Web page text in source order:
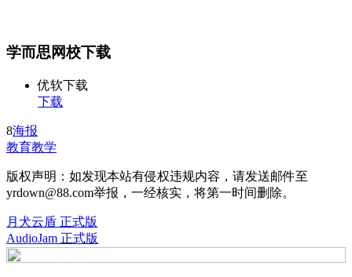
学而思网校下载
优软下载
下载
8海报
教育教学
版权声明：如发现本站有侵权违规内容，请发送邮件至
yrdown@88.com举报，一经核实，将第一时间删除。
月犬云盾 正式版
AudioJam 正式版